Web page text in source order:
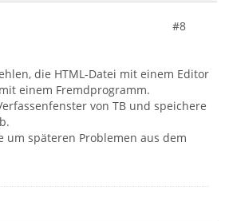
#8
die HTML-Datei mit einem Editor
einem Fremdprogramm.
von TB und speichere
um späteren Problemen aus dem